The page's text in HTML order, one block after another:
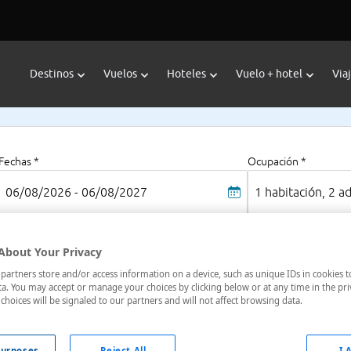
Destinos Vuelos Hoteles Vuelo + hotel
Fechas *
06/08/2026 - 06/08/2027
Ocupación *
1 habitación, 2
en: 3 hoteles encontrados
Your Privacy
store and/or access information on a device, such as unique IDs in cookies
You may accept or manage your choices by clicking below or at any time in the
choices will be signaled to our partners and will not affect browsing data.